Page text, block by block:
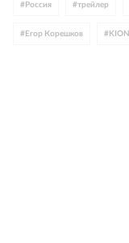
# Россия #трейлер
# Егор Корешков # KION